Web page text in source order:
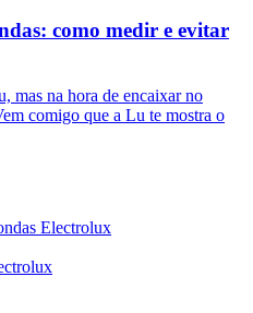
como medir e evitar
mas na hora de encaixar no
comigo que a Lu te mostra o
Electrolux